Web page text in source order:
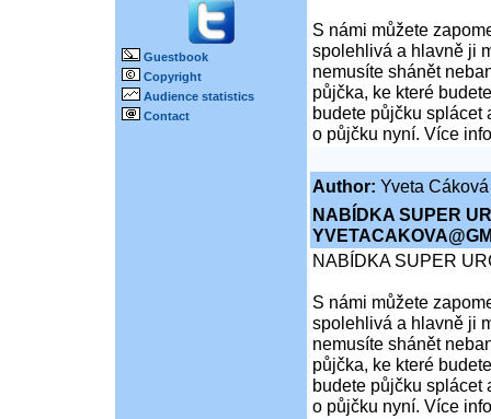
Guestbook
Copyright
Audience statistics
Contact
S námi můžete
spolehlivá a hlavně ji
nemusíte shánět
půjčka, ke které
budete půjčku splácet
o půjčku nyní. Více
Author: Yveta Cáková
NABÍDKA SUPER
NABÍDKA SUPER
S námi můžete
spolehlivá a hlavně ji
nemusíte shánět
půjčka, ke které
budete půjčku splácet
o půjčku nyní. Více